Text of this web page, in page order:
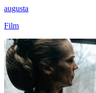
augusta
Film